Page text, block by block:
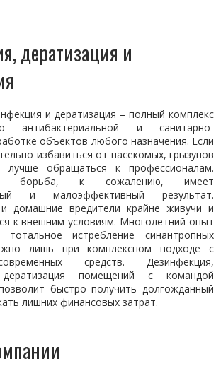
дератизация и
и дератизация – полный комплекс
антибактериальной и санитарно-
объектов любого назначения. Если
избавиться от насекомых, грызунов
обращаться к профессионалам.
борьба, к сожалению, имеет
и малоэффективный результат.
домашние вредители крайне живучи и
к внешним условиям. Многолетний опыт
истребление синантропных
лишь при комплексном подходе с
средств. Дезинфекция,
помещений с командой
быстро получить долгожданный
лишних финансовых затрат.